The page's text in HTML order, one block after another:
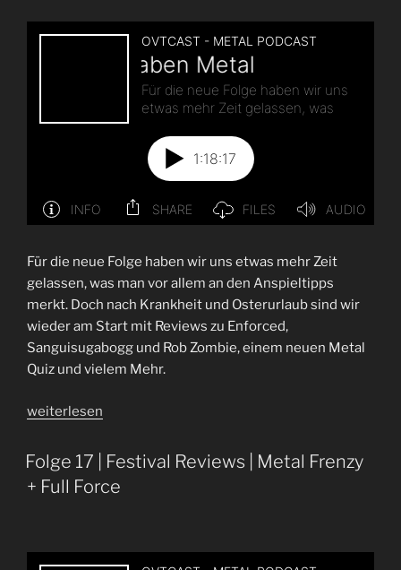
Tickets!“
Für die neue Folge haben wir uns etwas mehr Zeit
gelassen, was man vor allem an den Anspieltipps
merkt. Doch nach Krankheit und Osterurlaub sind wir
wieder am Start mit Reviews zu Enforced,
Sanguisugabogg und Rob Zombie, einem neuen Metal
Quiz und vielem Mehr.
„Folge
|
Buchstaben
Metal“
weiterlesen
Folge 17 | Festival Reviews | Metal Frenzy
+ Full Force